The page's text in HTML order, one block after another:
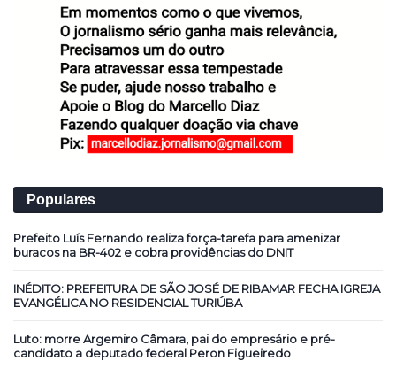
Populares
Prefeito Luís Fernando realiza força-tarefa para amenizar
buracos na BR-402 e cobra providências do DNIT
INÉDITO: PREFEITURA DE SÃO JOSÉ DE RIBAMAR FECHA IGREJA
EVANGÉLICA NO RESIDENCIAL TURIÚBA
Luto: morre Argemiro Câmara, pai do empresário e pré-
candidato a deputado federal Peron Figueiredo